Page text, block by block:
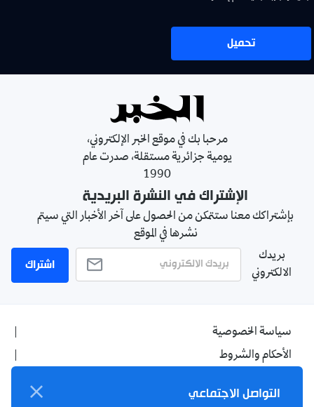
تحميل
مرحبا بك في موقع الخبر الإلكتروني،
يومية جزائرية مستقلة، صدرت عام
1990
الإشتراك في النشرة البريدية
بإشتراكك معنا ستتمكن من الحصول على آخر الأخبار التي سيتم
نشرها في الموقع
بريدك
الالكتروني
اشتراك
سياسة الخصوصية
الأحكام والشروط
اتصل بنا
التواصل الاجتماعي